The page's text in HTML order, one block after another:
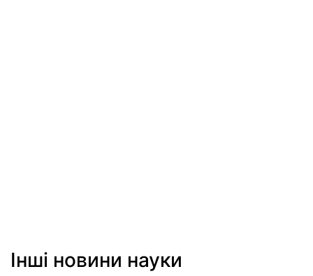
Інші новини науки